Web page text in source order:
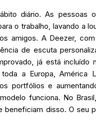
diário. As pessoas
o trabalho, lavando a
amigos. A Deezer,
de escuta
já está incluído
a Europa, América
portfólios e
funciona. No
beneficiam disso. O seu